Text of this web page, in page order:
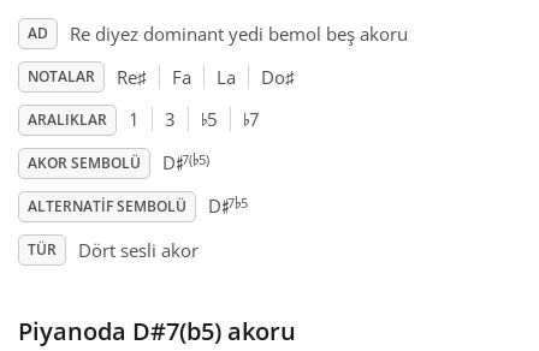
English
Español
Français
한국어
AD Re diyez dominant yedi bemol beş akoru
NOTALAR Re♯ Fa La Do♯
ARALIKLAR 1 3 ♭5 ♭7
AKOR SEMBOLÜ D♯7(♭5)
ALTERNATIF SEMBOLÜ D♯7♭5
TÜR Dört sesli akor
Piyanoda D#7(b5) akoru